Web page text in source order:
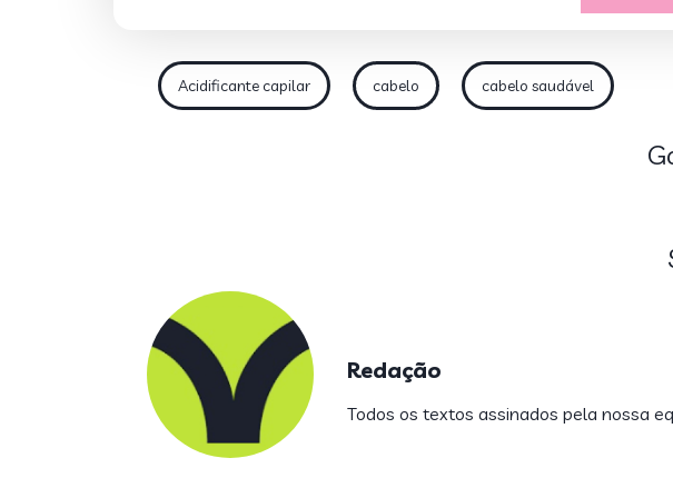
Acidificante capilar cabelo cabelo saudável
Redação
Todos os textos assinados pela nossa